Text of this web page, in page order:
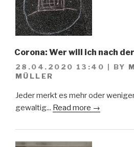
Corona: Wer will ich nach
28.04.2020 13:40 BY
MÜLLER
Jeder merkt es mehr oder
gewaltig... Read more →